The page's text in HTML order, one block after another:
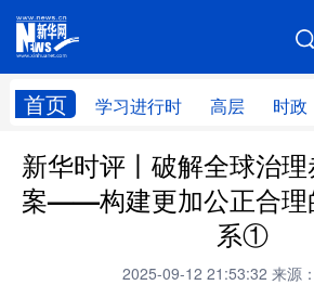
首页 学习进行时 高层 时政
网站地图
学习进行时 高层 时政
国际 财经 网评
新华时评丨破解全球治
案——构建更加公正合理
系①
2025-09-12 21:53:32 来源